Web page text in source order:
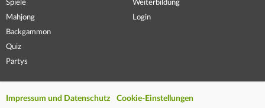
Spiele
Mahjong
Backgammon
Quiz
Partys
Weiterbildung
Login
Impressum und Datenschutz Cookie-Einstellungen